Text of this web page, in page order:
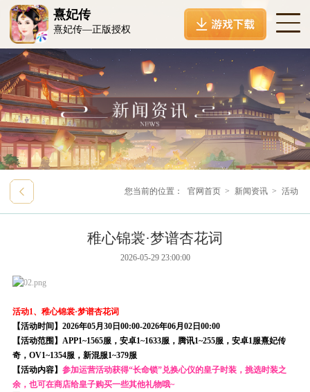
熹妃传
熹妃传—正版授权
您当前的位置： 官网首页 > 新闻资讯 > 活动
稚心锦裳·梦谱杏花词
2026-05-29 23:00:00
活动1、稚心锦裳·梦谱杏花词
【活动时间】2026年05月30日00:00-2026年06月02日00:00
【活动范围】APP1~1565服，安卓1~1633服，腾讯1~255服，安卓1服熹妃传
奇，OV1~1354服，新混服1~379服
【活动内容】 参加运营活动获得“长命锁”兑换心仪的皇子时装，挑选时装之
余，也可在商店给皇子购买一些其他礼物哦~